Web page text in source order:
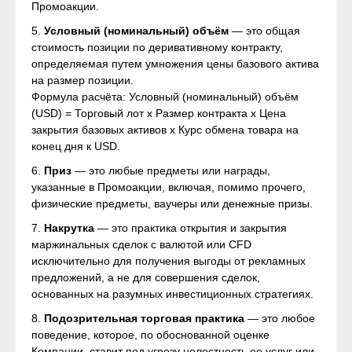
Промоакции.
5. Условный (номинальный) объём — это общая
стоимость позиции по деривативному контракту,
определяемая путем умножения цены базового актива
на размер позиции.
Формула расчёта: Условный (номинальный) объём
(USD) = Торговый лот х Размер контракта х Цена
закрытия базовых активов х Курс обмена товара на
конец дня к USD.
6. Приз — это любые предметы или награды,
указанные в Промоакции, включая, помимо прочего,
физические предметы, ваучеры или денежные призы.
7. Накрутка — это практика открытия и закрытия
маржинальных сделок с валютой или CFD
исключительно для получения выгоды от рекламных
предложений, а не для совершения сделок,
основанных на разумных инвестиционных стратегиях.
8. Подозрительная торговая практика — это любое
поведение, которое, по обоснованной оценке